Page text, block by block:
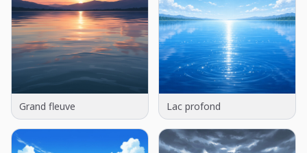
Grand fleuve Lac profond